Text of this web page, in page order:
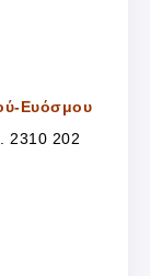
Ευόσμου
2310 202